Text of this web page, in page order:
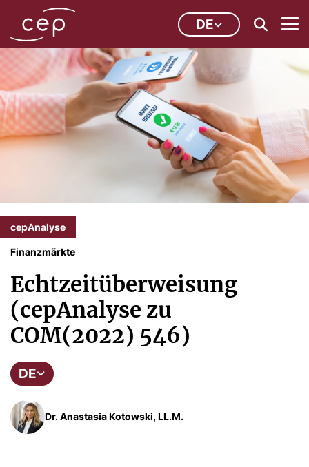
DE
cepAnalyse
Finanzmärkte
Echtzeitüberweisung
(cepAnalyse zu
COM(2022) 546)
DE
Dr. Anastasia Kotowski, LL.M.